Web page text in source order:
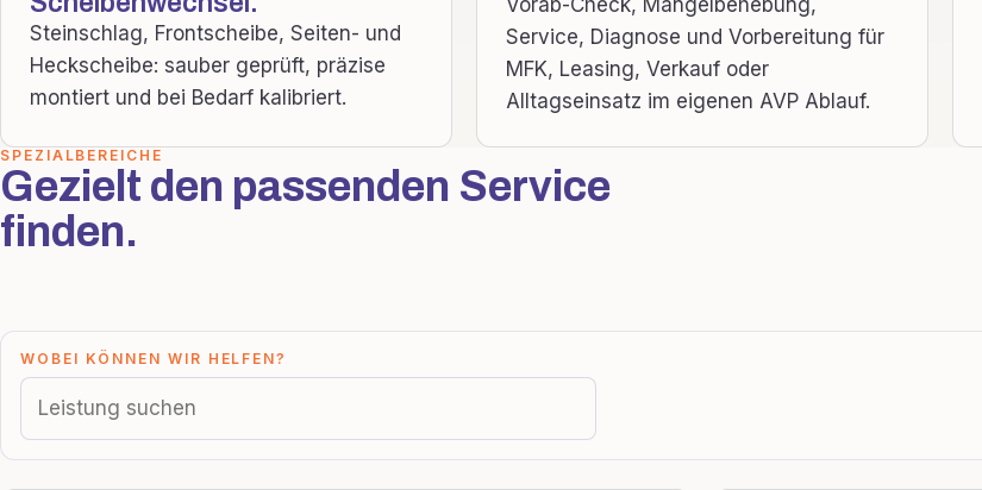
Steinschlag, Frontscheibe, Seiten- und
Heckscheibe: sauber geprüft, präzise
montiert und bei Bedarf kalibriert.
Vorab-Check, Mängelbehebung,
Service, Diagnose und Vorbereitung für
MFK, Leasing, Verkauf oder
Alltagseinsatz im eigenen AVP Ablauf.
SPEZIALBEREICHE
Gezielt den passenden Service
finden.
WOBEI KÖNNEN WIR HELFEN?